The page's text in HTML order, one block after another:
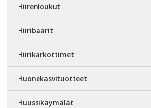
Hiirenloukut
Hiiribaarit
Hiirikarkottimet
Huonekasvituotteet
Huussikäymälät